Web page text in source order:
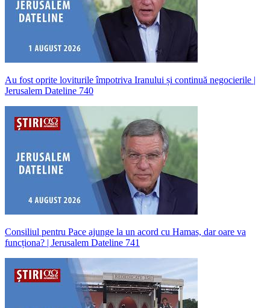
Au fost oprite loviturile împotriva Iranului și continuă negocierile |
Jerusalem Dateline 740
Consiliul pentru Pace ajunge la un acord cu Hamas, dar oare va
funcționa? | Jerusalem Dateline 741